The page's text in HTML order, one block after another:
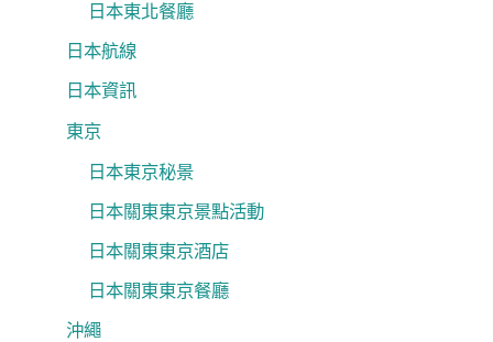
日本東北餐廳
日本航線
日本資訊
東京
日本東京秘景
日本關東東京景點活動
日本關東東京酒店
日本關東東京餐廳
沖繩